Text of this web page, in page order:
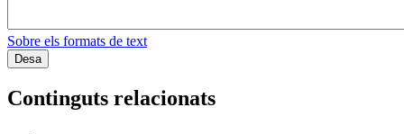
Sobre els formats de text
Continguts relacionats